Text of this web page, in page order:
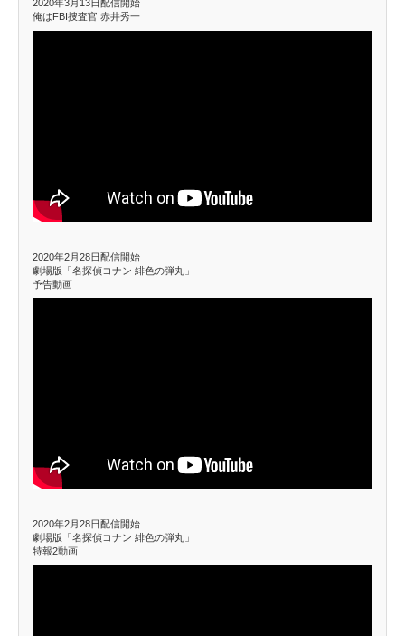
2020年3月13日配信開始
俺はFBI捜査官 赤井秀一
2020年2月28日配信開始
劇場版「名探偵コナン 緋色の弾丸」
予告動画
2020年2月28日配信開始
劇場版「名探偵コナン 緋色の弾丸」
特報2動画